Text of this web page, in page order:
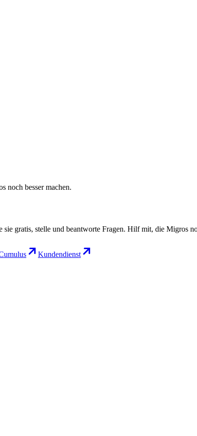
noch besser machen.
gratis, stelle und beantworte Fragen. Hilf mit, die Migros
Kundendienst